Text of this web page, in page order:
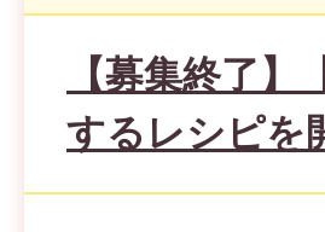
【募集終了
するレシピを